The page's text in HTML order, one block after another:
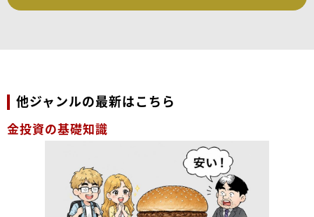
他ジャンルの最新はこちら
金投資の基礎知識